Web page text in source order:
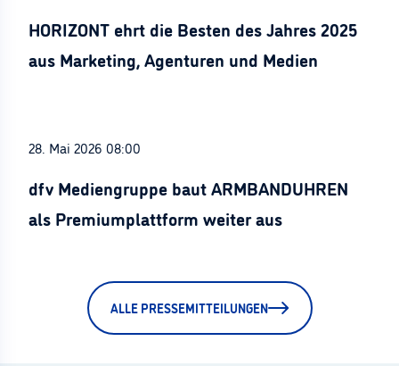
HORIZONT ehrt die Besten des Jahres 2025
aus Marketing, Agenturen und Medien
28. Mai 2026 08:00
dfv Mediengruppe baut ARMBANDUHREN
als Premiumplattform weiter aus
ALLE PRESSEMITTEILUNGEN